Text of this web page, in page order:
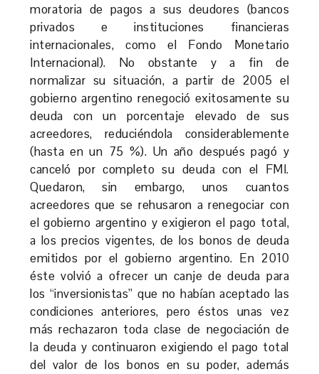
moratoria de pagos a sus deudores (bancos
privados e instituciones financieras
internacionales, como el Fondo Monetario
Internacional). No obstante y a fin de
normalizar su situación, a partir de 2005 el
gobierno argentino renegoció exitosamente su
deuda con un porcentaje elevado de sus
acreedores, reduciéndola considerablemente
(hasta en un 75 %). Un año después pagó y
canceló por completo su deuda con el FMI.
Quedaron, sin embargo, unos cuantos
acreedores que se rehusaron a renegociar con
el gobierno argentino y exigieron el pago total,
a los precios vigentes, de los bonos de deuda
emitidos por el gobierno argentino. En 2010
éste volvió a ofrecer un canje de deuda para
los “inversionistas” que no habían aceptado las
condiciones anteriores, pero éstos unas vez
más rechazaron toda clase de negociación de
la deuda y continuaron exigiendo el pago total
del valor de los bonos en su poder, además